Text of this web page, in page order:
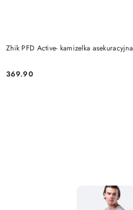
Zhik PFD Active- kamizelka asekuracyjna
Cena:
369.90